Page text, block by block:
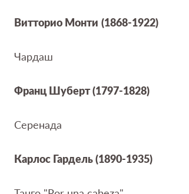
Витторио Монти (1868-1922)
Чардаш
Франц Шуберт (1797-1828)
Серенада
Карлос Гардель (1890-1935)